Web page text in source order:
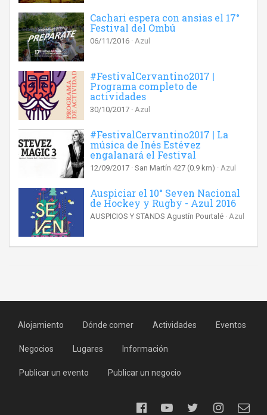
Cachari espera con ansias el 17°
Festival del Ombú
06/11/2016 Azul
#FestivalCervantino2017 |
Programa completo de
actividades
30/10/2017 Azul
#FestivalCervantino2017 | La
música de Inés Estévez
engalanará el Festival
12/09/2017 San Martín 427 (0.9 km) Azul
Auspiciar el 10° Seven Nacional
de Hockey y Rugby - Azul 2016
AUSPICIOS Y STANDS Agustín Pourtalé Azul
Alojamiento Dónde comer Actividades Eventos
Negocios Lugares Información
Publicar un evento Publicar un negocio